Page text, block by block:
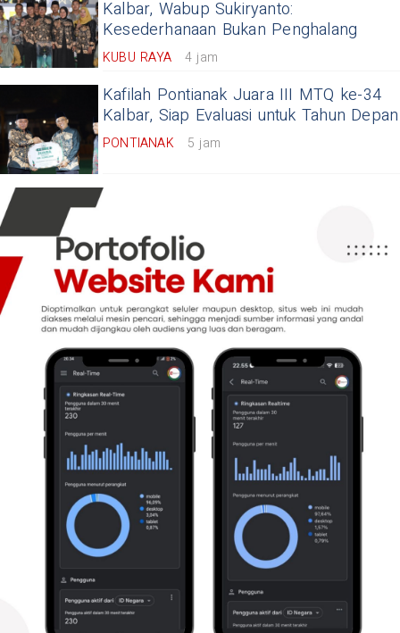
Kalbar, Wabup Sukiryanto:
Kesederhanaan Bukan Penghalang
KUBU RAYA 4 jam
Kafilah Pontianak Juara III MTQ ke-34
Kalbar, Siap Evaluasi untuk Tahun Depan
PONTIANAK 5 jam